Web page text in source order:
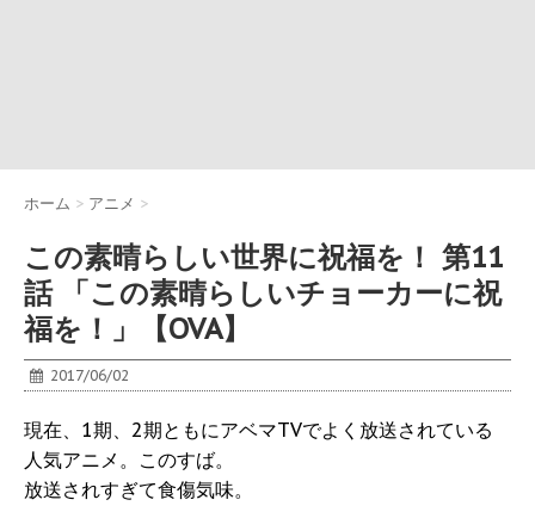
ホーム > アニメ >
この素晴らしい世界に祝福を！ 第11
話 「この素晴らしいチョーカーに祝
福を！」【OVA】
2017/06/02
現在、1期、2期ともにアベマTVでよく放送されている
人気アニメ。このすば。
放送されすぎて食傷気味。